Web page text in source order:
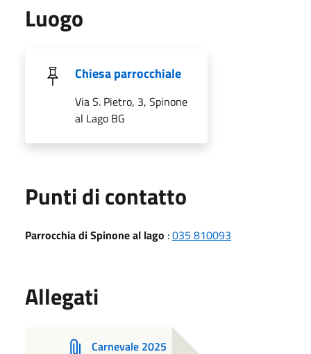
Luogo
Chiesa parrocchiale
Via S. Pietro, 3, Spinone
al Lago BG
Punti di contatto
Parrocchia di Spinone al lago :035 810093
Allegati
Carnevale 2025